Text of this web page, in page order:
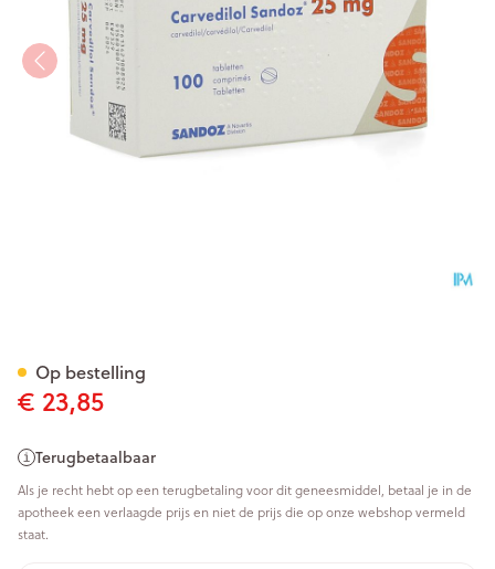
€ 23,85
Terugbetaalbaar
Als je recht hebt op een terugbetaling voor dit geneesmiddel, betaal je in de
apotheek een verlaagde prijs en niet de prijs die op onze webshop vermeld
staat.
Op bestelling